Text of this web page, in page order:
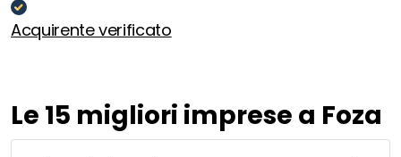
Acquirente verificato
Le 15 migliori imprese a Foza